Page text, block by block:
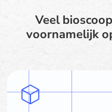
Veel
voornamelijk